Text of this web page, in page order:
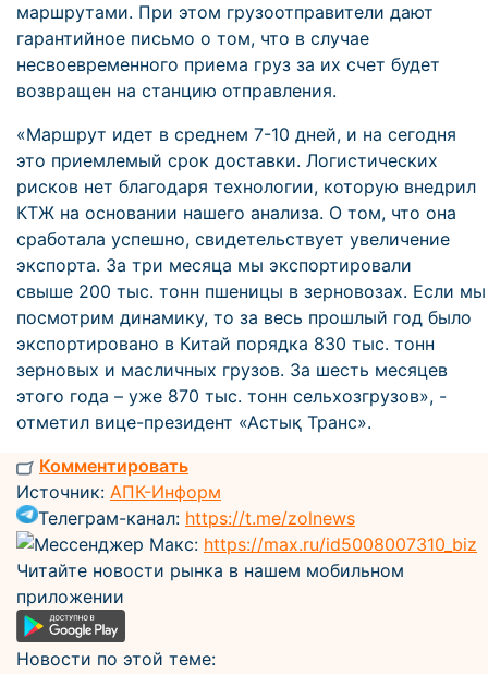
маршрутами. При этом грузоотправители дают
гарантийное письмо о том, что в случае
несвоевременного приема груз за их счет будет
возвращен на станцию отправления.
«Маршрут идет в среднем 7-10 дней, и на сегодня
это приемлемый срок доставки. Логистических
рисков нет благодаря технологии, которую внедрил
КТЖ на основании нашего анализа. О том, что она
сработала успешно, свидетельствует увеличение
экспорта. За три месяца мы экспортировали
свыше 200 тыс. тонн пшеницы в зерновозах. Если мы
посмотрим динамику, то за весь прошлый год было
экспортировано в Китай порядка 830 тыс. тонн
зерновых и масличных грузов. За шесть месяцев
этого года – уже 870 тыс. тонн сельхозгрузов», -
отметил вице-президент «Астық Транс».
Комментировать
Источник: АПК-Информ
Телеграм-канал: https://t.me/zolnews
Мессенджер Макс: https://max.ru/id5008007310_biz
Читайте новости рынка в нашем мобильном
приложении
Новости по этой теме: